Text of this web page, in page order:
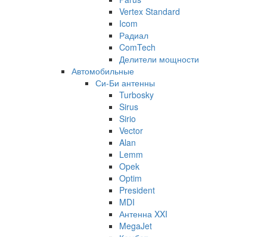
Vertex Standard
Icom
Радиал
ComTech
Делители мощности
Автомобильные
Си-Би антенны
Turbosky
Sirus
Sirio
Vector
Alan
Lemm
Opek
Optim
President
MDI
Антенна XXI
MegaJet